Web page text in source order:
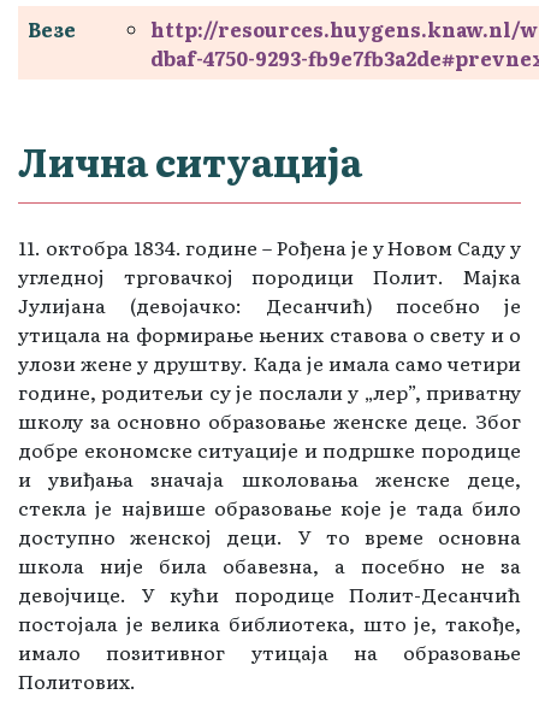
Везе
http://resources.huygens.knaw.nl/
dbaf-4750-9293-
Лична ситуација
11. октобра 1834. године – Рођена је у Новом Саду у
угледној трговачкој породици Полит. Мајка
Јулијана (девојачко: Десанчић) посебно је
утицала на формирање њених ставова о свету и о
улози жене у друштву. Када је имала само четири
године, родитељи су је послали у „лер”, приватну
школу за основно образовање женске деце. Због
добре економске ситуације и подршке породице
и увиђања значаја школовања женске деце,
стекла је највише образовање које је тада било
доступно женској деци. У то време основна
школа није била обавезна, а посебно не за
девојчице. У кући породице Полит-Десанчић
постојала је велика библиотека, што је, такође,
имало позитивног утицаја на образовање
Политових.